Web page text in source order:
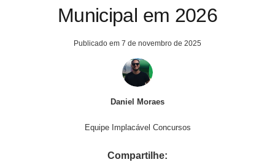
Municipal em 2026
Publicado em 7 de novembro de 2025
Daniel Moraes
Equipe Implacável Concursos
Compartilhe: